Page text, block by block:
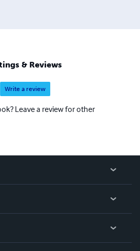
& Reviews
Write a review
Leave a review for other